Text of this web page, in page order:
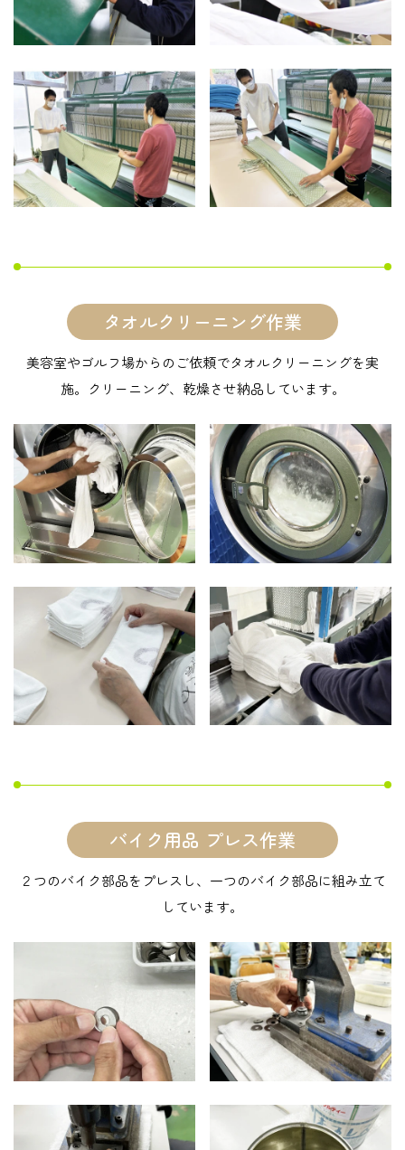
タオルクリーニング作業
美容室やゴルフ場からのご依頼でタオルクリーニングを実
施。クリーニング、乾燥させ納品しています。
バイク用品 プレス作業
２つのバイク部品をプレスし、一つのバイク部品に組み立て
しています。